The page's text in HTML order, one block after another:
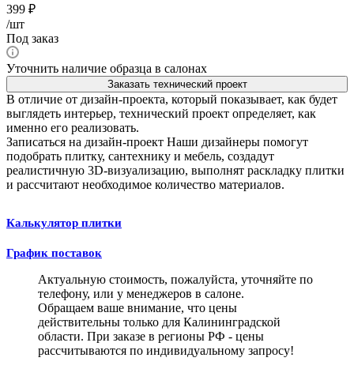
399 ₽
/шт
Под заказ
Уточнить наличие образца в салонах
Заказать технический проект
В отличие от дизайн-проекта, который показывает, как будет
выглядеть интерьер, технический проект определяет, как
именно его реализовать.
Записаться на дизайн-проект Наши дизайнеры помогут
подобрать плитку, сантехнику и мебель, создадут
реалистичную 3D-визуализацию, выполнят раскладку плитки
и рассчитают необходимое количество материалов.
Калькулятор плитки
График поставок
Актуальную стоимость, пожалуйста, уточняйте по
телефону, или у менеджеров в салоне.
Обращаем ваше внимание, что цены
действительны только для Калининградской
области. При заказе в регионы РФ - цены
рассчитываются по индивидуальному запросу!